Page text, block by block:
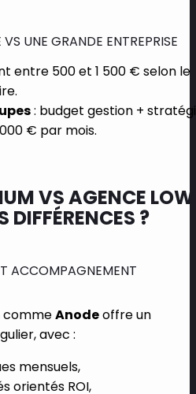
UNE GRANDE ENTREPRISE
entre 500 et 1 500 € selon le
: budget gestion +
€ par mois.
VS AGENCE
DIFFÉRENCES ?
ACCOMPAGNEMENT
commeAnodeoffre un
avec :
mensuels,
orientés ROI,